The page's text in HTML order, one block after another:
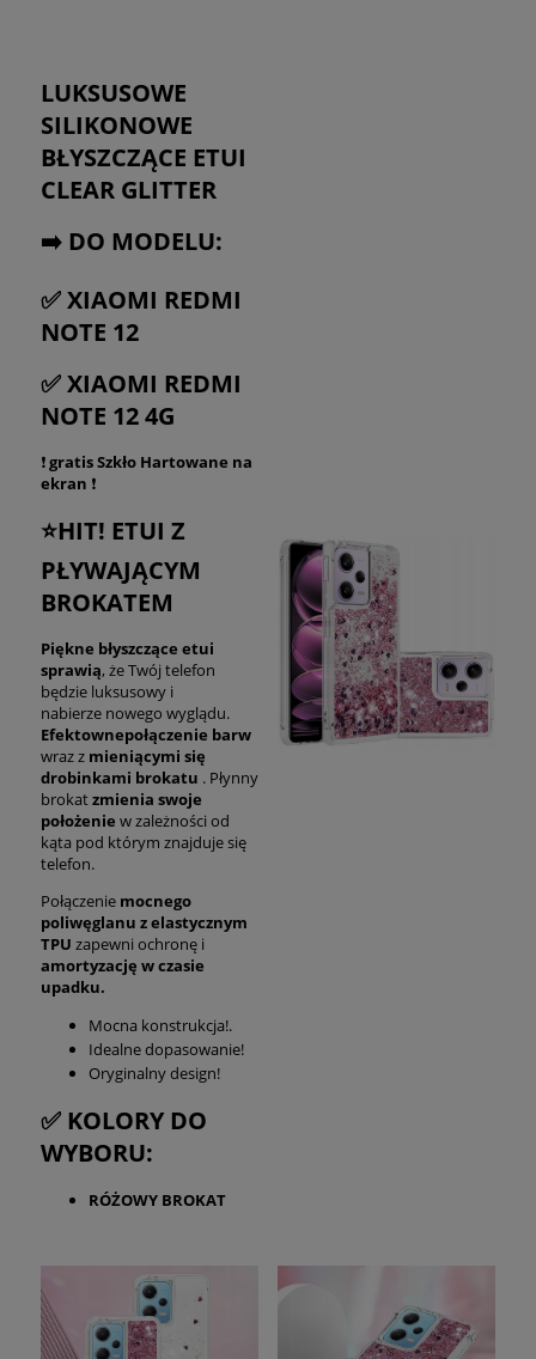
LUKSUSOWE
SILIKONOWE
BŁYSZCZĄCE ETUI
CLEAR GLITTER
➡️ DO MODELU:
✅ XIAOMI REDMI
NOTE 12
✅ XIAOMI REDMI
NOTE 12 4G
❗gratis Szkło Hartowane na
ekran ❗
⭐HIT! ETUI Z
PŁYWAJĄCYM
BROKATEM
Piękne błyszczące etui
sprawią, że Twój telefon
będzie luksusowy i
nabierze nowego wyglądu.
Efektownepołączenie barw
wraz z mieniącymi się
drobinkami brokatu . Płynny
brokatzmienia swoje
położenie w zależności od
kąta pod którym znajduje się
telefon.
Połączenie mocnego
poliwęglanu z elastycznym
TPU zapewni ochronę i
amortyzację w czasie
upadku.
Mocna konstrukcja!.
Idealne dopasowanie!
Oryginalny design!
✅ KOLORY DO
WYBORU:
RÓŻOWY BROKAT